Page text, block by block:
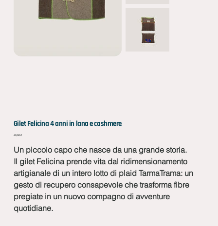
Gilet Felicina 4 anni in lana e cashmere
Prezzo
40,00 €
Un piccolo capo che nasce da una grande storia.
Il gilet Felicina prende vita dal ridimensionamento
artigianale di un intero lotto di plaid TarmaTrama: un
gesto di recupero consapevole che trasforma fibre
pregiate in un nuovo compagno di avventure
quotidiane.